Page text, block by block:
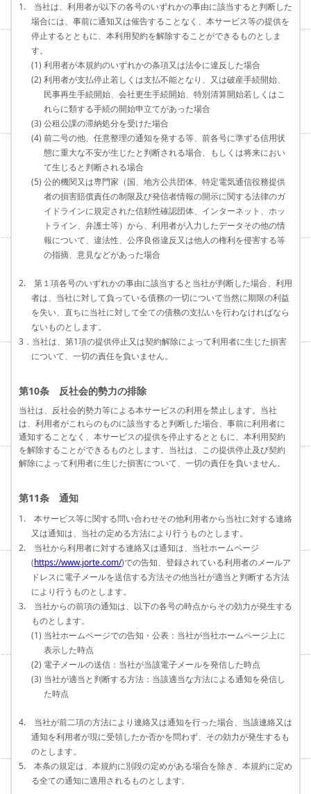
1. 当社は、利用者が以下の各号のいずれかの事由に該当すると判断した
場合には、事前に通知又は催告することなく、本サービス等の提供を
停止するとともに、本利用契約を解除することができるものとしま
す。
(1) 利用者が本規約のいずれかの条項又は法令に違反した場合
(2) 利用者が支払停止若しくは支払不能となり、又は破産手続開始、
民事再生手続開始、会社更生手続開始、特別清算開始若しくはこ
れらに類する手続の開始申立てがあった場合
(3) 公租公課の滞納処分を受けた場合
(4) 前二号の他、任意整理の通知を発する等、前各号に準ずる信用状
態に重大な不安が生じたと判断される場合、もしくは将来におい
て生じると判断される場合
(5) 公的機関又は専門家（国、地方公共団体、特定電気通信役務提供
者の損害賠償責任の制限及び発信者情報の開示に関する法律のガ
イドラインに規定された信頼性確認団体、インターネット、ホッ
トライン、弁護士等）から、利用者が入力したデータその他の情
報について、違法性、公序良俗違反又は他人の権利を侵害する等
の指摘、意見などがあった場合
2. 第１項各号のいずれかの事由に該当すると当社が判断した場合、利用
者は、当社に対して負っている債務の一切について当然に期限の利益
を失い、直ちに当社に対して全ての債務の支払いを行わなければなら
ないものとします。
3．当社は、第1項の提供停止又は契約解除によって利用者に生じた損害
について、一切の責任を負いません。
第10条 反社会的勢力の排除
当社は、反社会的勢力等による本サービスの利用を禁止します。当社
は、利用者がこれらのものに該当すると判断した場合、事前に利用者に
通知することなく、本サービスの提供を停止するとともに、本利用契約
を解除することができるものとします。当社は、この提供停止及び契約
解除によって利用者に生じた損害について、一切の責任を負いません。
第11条 通知
1. 本サービス等に関する問い合わせその他利用者から当社に対する連絡
又は通知は、当社の定める方法により行うものとします。
2. 当社から利用者に対する連絡又は通知は、当社ホームページ
(https://www.jorte.com/)での告知、登録されている利用者のメールア
ドレスに電子メールを送信する方法その他当社が適当と判断する方法
により行うものとします。
3. 当社からの前項の通知は、以下の各号の時点からその効力が発生する
ものとします。
(1) 当社ホームページでの告知・公表：当社が当社ホームページ上に
表示した時点
(2) 電子メールの送信：当社が当該電子メールを発信した時点
(3) 当社が適当と判断する方法：当該適当な方法による通知を発信し
た時点
4. 当社が前二項の方法により連絡又は通知を行った場合、当該連絡又は
通知を利用者が現に受領したか否かを問わず、その効力が発生するも
のとします。
5. 本条の規定は、本規約に別段の定めがある場合を除き、本規約に定め
る全ての通知に適用されるものとします。